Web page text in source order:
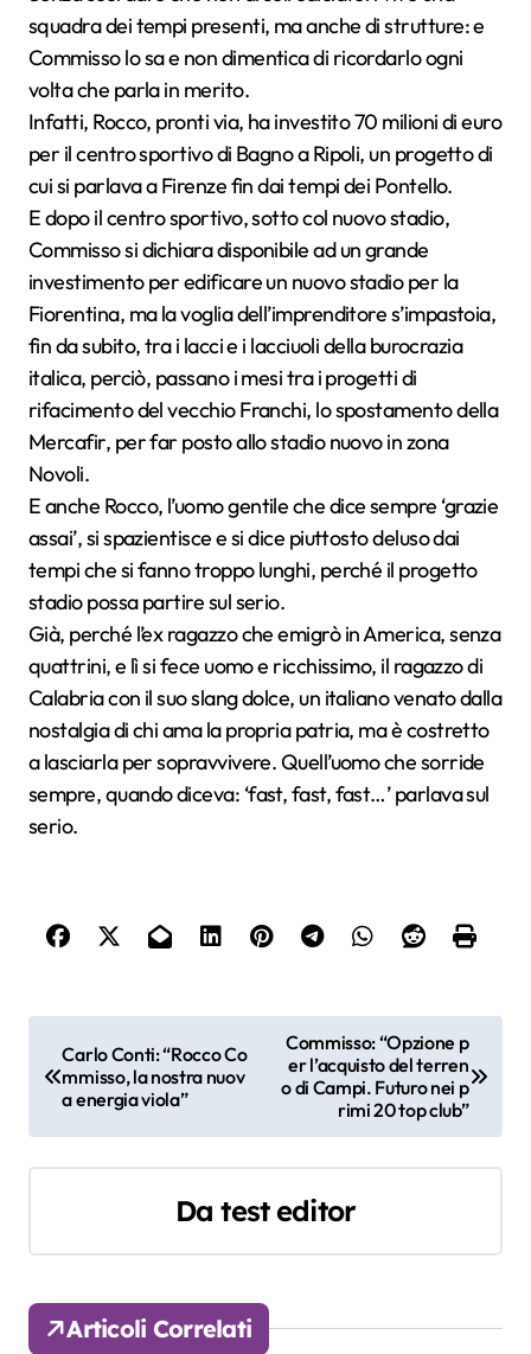
squadra dei tempi presenti, ma anche di strutture: e
Commisso lo sa e non dimentica di ricordarlo ogni
volta che parla in merito.
Infatti, Rocco, pronti via, ha investito 70 milioni di euro
per il centro sportivo di Bagno a Ripoli, un progetto di
cui si parlava a Firenze fin dai tempi dei Pontello.
E dopo il centro sportivo, sotto col nuovo stadio,
Commisso si dichiara disponibile ad un grande
investimento per edificare un nuovo stadio per la
Fiorentina, ma la voglia dell’imprenditore s’impastoia,
fin da subito, tra i lacci e i lacciuoli della burocrazia
italica, perciò, passano i mesi tra i progetti di
rifacimento del vecchio Franchi, lo spostamento della
Mercafir, per far posto allo stadio nuovo in zona
Novoli.
E anche Rocco, l’uomo gentile che dice sempre ‘grazie
assai’, si spazientisce e si dice piuttosto deluso dai
tempi che si fanno troppo lunghi, perché il progetto
stadio possa partire sul serio.
Già, perché l’ex ragazzo che emigrò in America, senza
quattrini, e lì si fece uomo e ricchissimo, il ragazzo di
Calabria con il suo slang dolce, un italiano venato dalla
nostalgia di chi ama la propria patria, ma è costretto
a lasciarla per sopravvivere. Quell’uomo che sorride
sempre, quando diceva: ‘fast, fast, fast…’ parlava sul
serio.
a
v
i
Carlo Conti: “Rocco Co
mmisso, la nostra nuov
a energia viola”
Commisso: “Opzione p
er l’acquisto del terren
o di Campi. Futuro nei p
rimi 20 top club”
Datest editor
Articoli Correlati